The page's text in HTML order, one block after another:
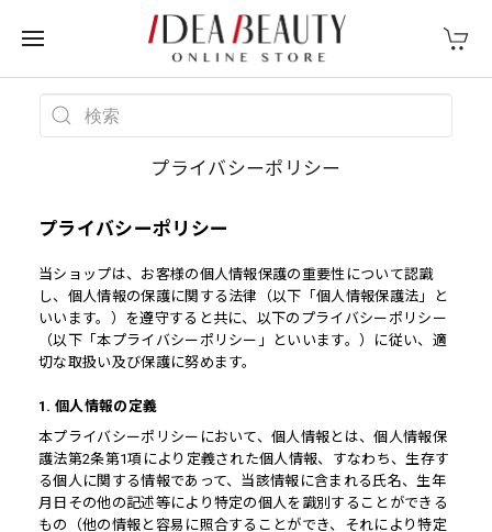
プライバシーポリシー
プライバシーポリシー
当ショップは、お客様の個人情報保護の重要性について認識
し、個人情報の保護に関する法律（以下「個人情報保護法」と
いいます。）を遵守すると共に、以下のプライバシーポリシー
（以下「本プライバシーポリシー」といいます。）に従い、適
切な取扱い及び保護に努めます。
1. 個人情報の定義
本プライバシーポリシーにおいて、個人情報とは、個人情報保
護法第2条第1項により定義された個人情報、すなわち、生存す
る個人に関する情報であって、当該情報に含まれる氏名、生年
月日その他の記述等により特定の個人を識別することができる
もの（他の情報と容易に照合することができ、それにより特定